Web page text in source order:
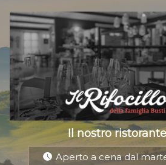
Il nostro ristorante
Aperto a cena dal